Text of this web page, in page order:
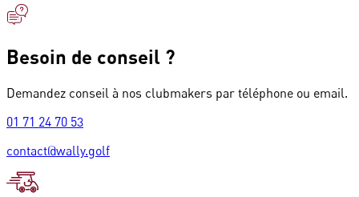
Besoin de conseil ?
Demandez conseil à nos clubmakers par téléphone ou email.
01 71 24 70 53
contact@wally.golf